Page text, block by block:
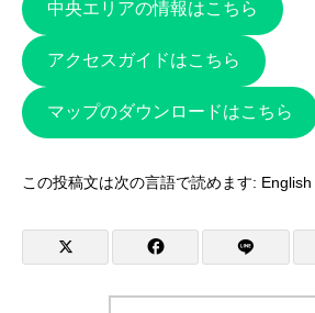
中央エリアの情報はこちら
アクセスガイドはこちら
マップのダウンロードはこちら
この投稿文は次の言語で読めます: English